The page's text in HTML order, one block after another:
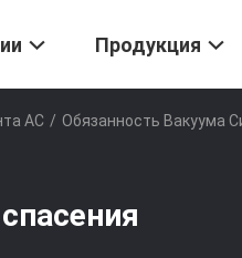
Продукция
AC / Обязанность Вакуума